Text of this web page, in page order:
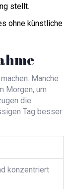
stellt.
ohne künstliche
Manche
Morgen, um
die
Tag besser
konzentriert